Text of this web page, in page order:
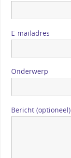
E-mailadres
Onderwerp
Bericht (optioneel)